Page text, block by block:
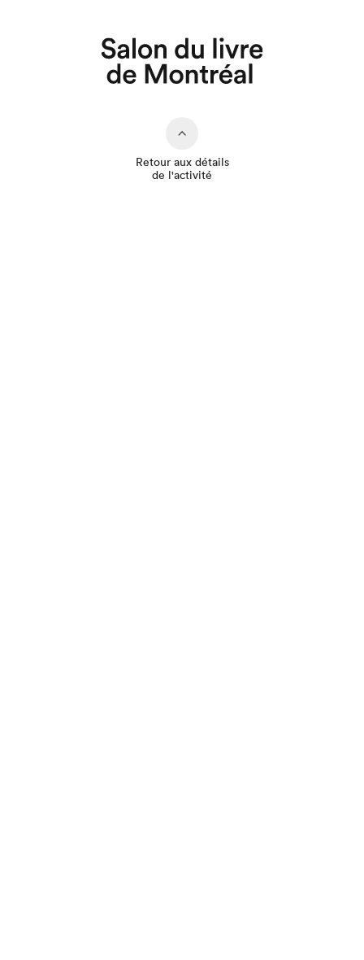
Que cherchez-vous?
Retour aux détails
de l'activité